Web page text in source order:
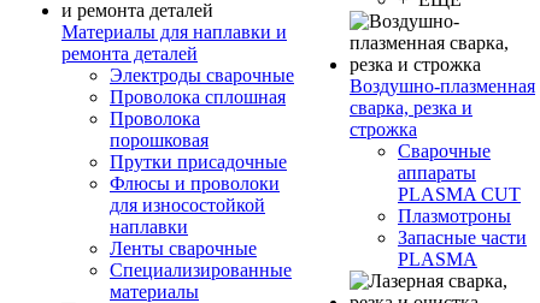
Материалы для наплавки и
ремонта деталей
Электроды сварочные
Проволока сплошная
Проволока
порошковая
Прутки присадочные
Флюсы и проволоки
для износостойкой
наплавки
Ленты сварочные
Специализированные
материалы
Воздушно-плазменная
сварка, резка и
строжка
Сварочные
аппараты
PLASMA CUT
Плазмотроны
Запасные части
PLASMA